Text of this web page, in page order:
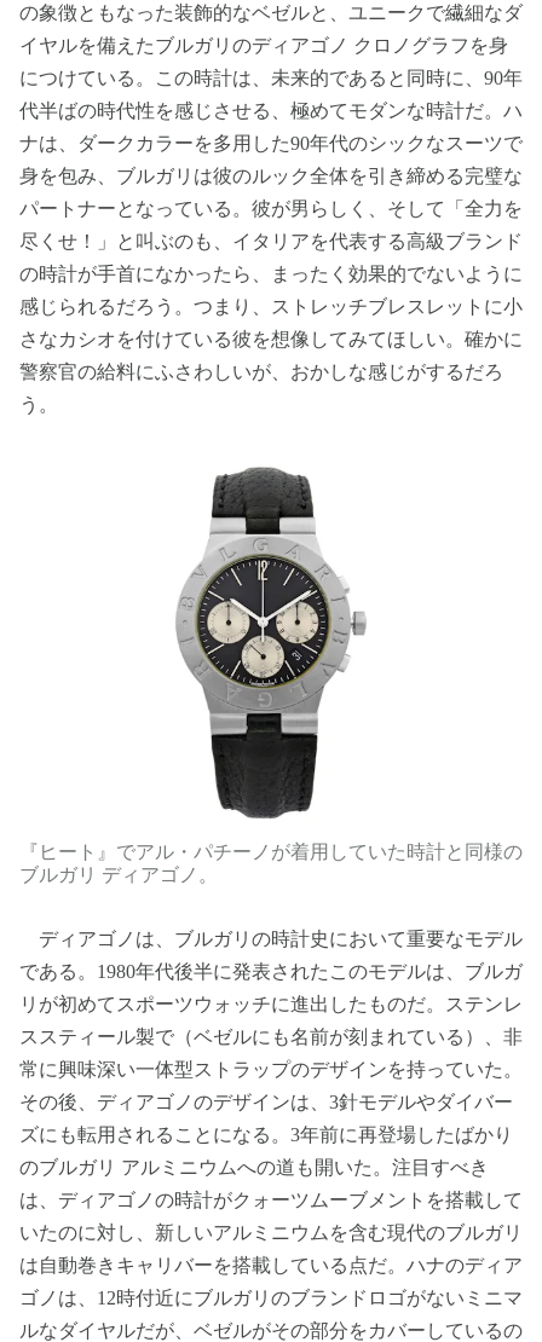
の象徴ともなった装飾的なベゼルと、ユニークで繊細なダ
イヤルを備えたブルガリのディアゴノ クロノグラフを身
につけている。この時計は、未来的であると同時に、90年
代半ばの時代性を感じさせる、極めてモダンな時計だ。ハ
ナは、ダークカラーを多用した90年代のシックなスーツで
身を包み、ブルガリは彼のルック全体を引き締める完璧な
パートナーとなっている。彼が男らしく、そして「全力を
尽くせ！」と叫ぶのも、イタリアを代表する高級ブランド
の時計が手首になかったら、まったく効果的でないように
感じられるだろう。つまり、ストレッチブレスレットに小
さなカシオを付けている彼を想像してみてほしい。確かに
警察官の給料にふさわしいが、おかしな感じがするだろ
う。
『ヒート』でアル・パチーノが着用していた時計と同様の
ブルガリ ディアゴノ。
ディアゴノは、ブルガリの時計史において重要なモデル
である。1980年代後半に発表されたこのモデルは、ブルガ
リが初めてスポーツウォッチに進出したものだ。ステンレ
ススティール製で（ベゼルにも名前が刻まれている）、非
常に興味深い一体型ストラップのデザインを持っていた。
その後、ディアゴノのデザインは、3針モデルやダイバー
ズにも転用されることになる。3年前に再登場したばかり
のブルガリ アルミニウムへの道も開いた。注目すべき
は、ディアゴノの時計がクォーツムーブメントを搭載して
いたのに対し、新しいアルミニウムを含む現代のブルガリ
は自動巻きキャリバーを搭載している点だ。ハナのディア
ゴノは、12時付近にブルガリのブランドロゴがないミニマ
ルなダイヤルだが、ベゼルがその部分をカバーしているの